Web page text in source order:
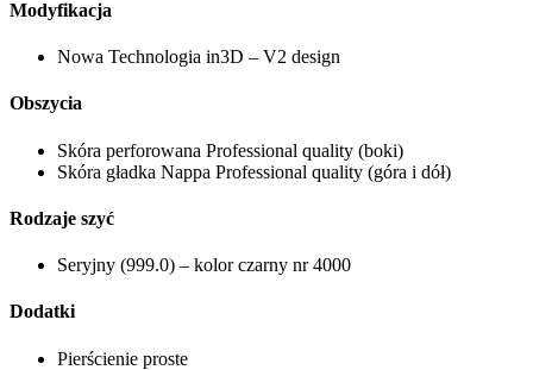
Modyfikacja
Nowa Technologia in3D – V2 design
Obszycia
Skóra perforowana Professional quality (boki)
Skóra gładka Nappa Professional quality (góra i dół)
Rodzaje szyć
Seryjny (999.0) – kolor czarny nr 4000
Dodatki
Pierścienie proste